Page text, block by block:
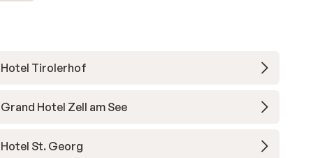
Hotel Tirolerhof
Grand Hotel Zell am See
Hotel St. Georg